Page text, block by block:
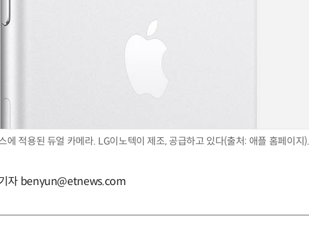
에 적용된 듀얼 카메라. LG이노텍이 제조, 공급하고 있다(출처: 애플 홈페이지).
자 benyun@etnews.com